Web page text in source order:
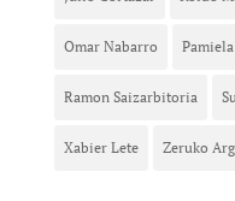
Omar Nabarro Pamiela
Ramon Saizarbitoria
Xabier Lete Zeruko